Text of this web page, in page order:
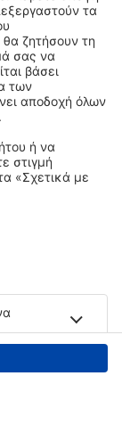
δικαιώματος.